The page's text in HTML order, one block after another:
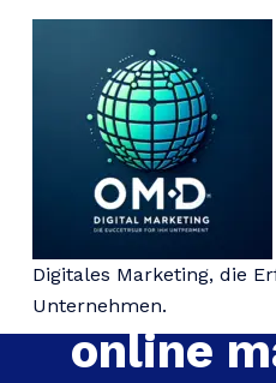
Digitales Marketing, die
Unternehmen.
online